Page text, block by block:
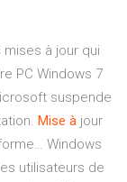
à jour qui
PC Windows 7
suspende
Mise à jour
Windows
utilisateurs de